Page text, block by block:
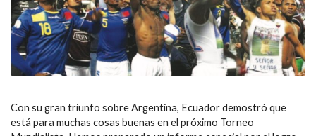
Con su gran triunfo sobre Argentina, Ecuador demostró que
está para muchas cosas buenas en el próximo Torneo